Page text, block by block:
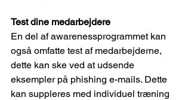
Test dine medarbejdere
En del af awarenessprogrammet kan
også omfatte test af medarbejderne,
dette kan ske ved at udsende
eksempler på phishing e-mails. Dette
kan suppleres med individuel træning